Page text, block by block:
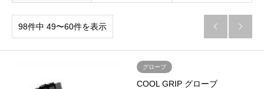
98件中 49〜60件を表示  
グローブ
COOL GRIP グローブ